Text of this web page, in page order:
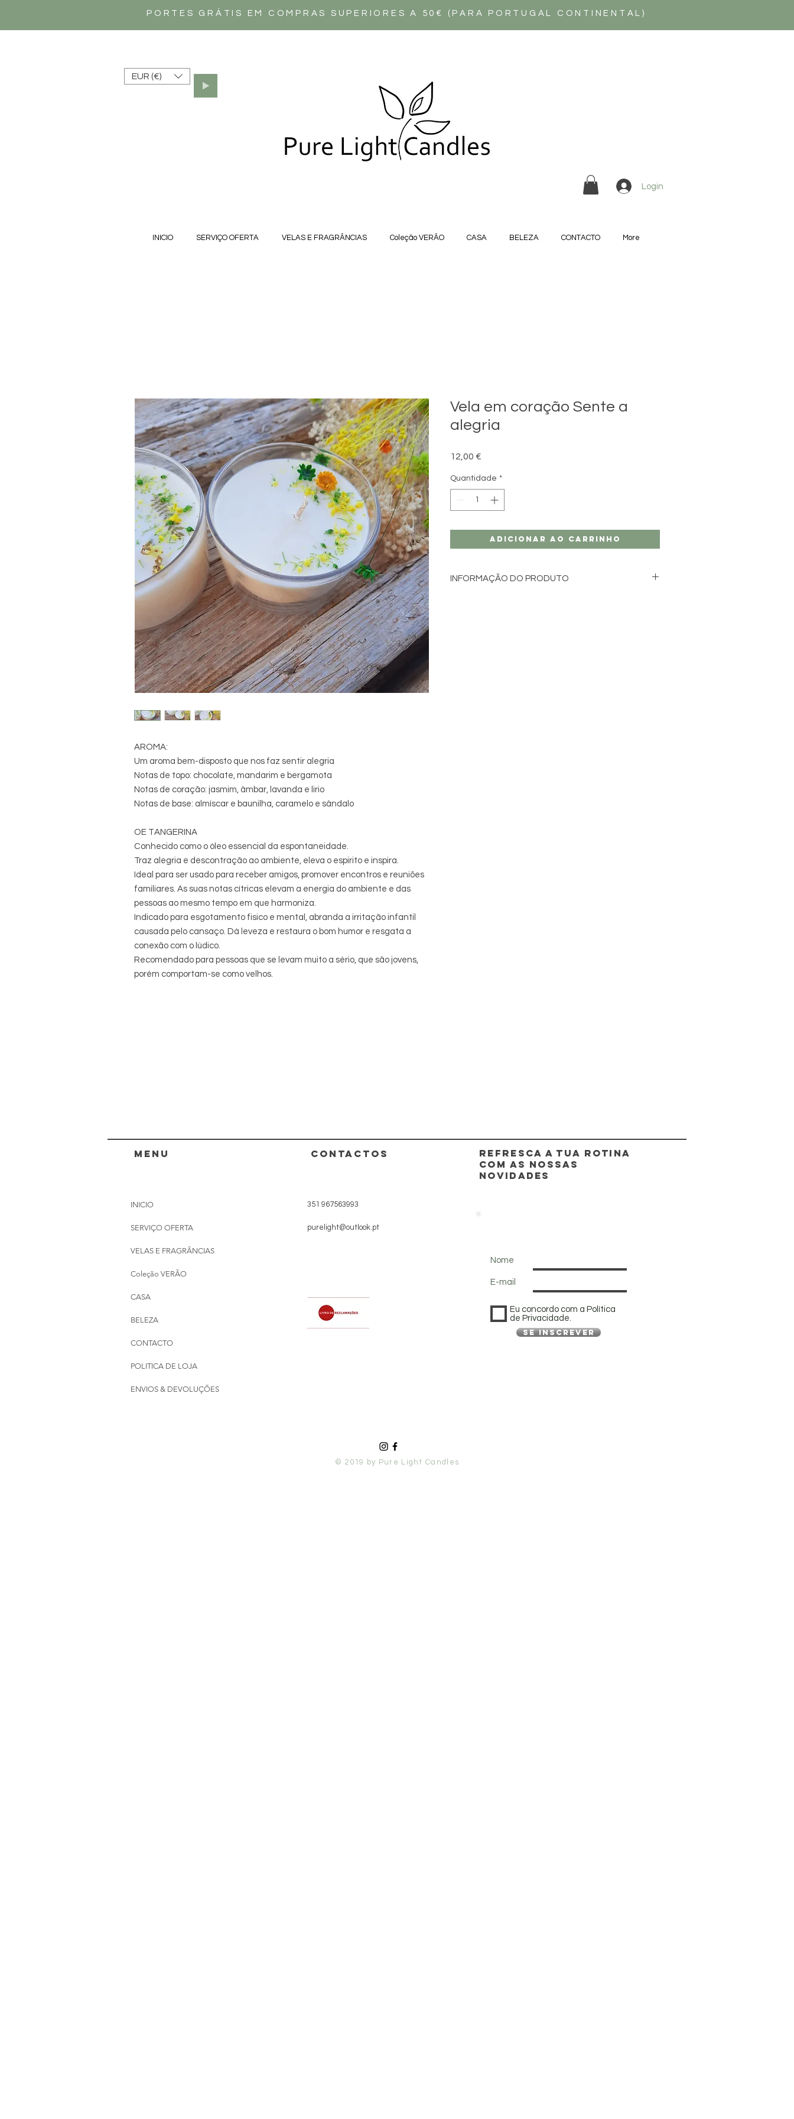
PORTES GRÁTIS EM COMPRAS SUPERIORES A 50€ (PARA PORTUGAL CONTINENTAL)
EUR (€)
Login
INICIO SERVIÇO OFERTA VELAS E FRAGRÂNCIAS Coleção VERÃO CASA BELEZA CONTACTO More
AROMA:
Um aroma bem-disposto que nos faz sentir alegria
Notas de topo: chocolate, mandarim e bergamota
Notas de coração: jasmim, âmbar, lavanda e lirio
Notas de base: almíscar e baunilha, caramelo e sândalo
OE TANGERINA
Conhecido como o óleo essencial da espontaneidade.
Traz alegria e descontração ao ambiente, eleva o espirito e inspira.
Ideal para ser usado para receber amigos, promover encontros e reuniões
familiares. As suas notas cítricas elevam a energia do ambiente e das
pessoas ao mesmo tempo em que harmoniza.
Indicado para esgotamento fisico e mental, abranda a irritação infantil
causada pelo cansaço. Dá leveza e restaura o bom humor e resgata a
conexão com o lúdico.
Recomendado para pessoas que se levam muito a sério, que são jovens,
porém comportam-se como velhos.
Vela em coração Sente a
alegria
12,00 €
Quantidade *
Adicionar ao carrinho
INFORMAÇÃO DO PRODUTO
menu
INICIO
SERVIÇO OFERTA
VELAS E FRAGRÂNCIAS
Coleção VERÃO
CASA
BELEZA
CONTACTO
POLITICA DE LOJA
ENVIOS & DEVOLUÇÕES
CONTACTOS
351 967563993
purelight@outlook.pt
REFRESCA A TUA ROTINA
COM AS NOSSAS
NOVIDADES
Nome
E-mail
Eu concordo com a Política
de Privacidade.
Se inscrever
© 2019 by Pure Light Candles